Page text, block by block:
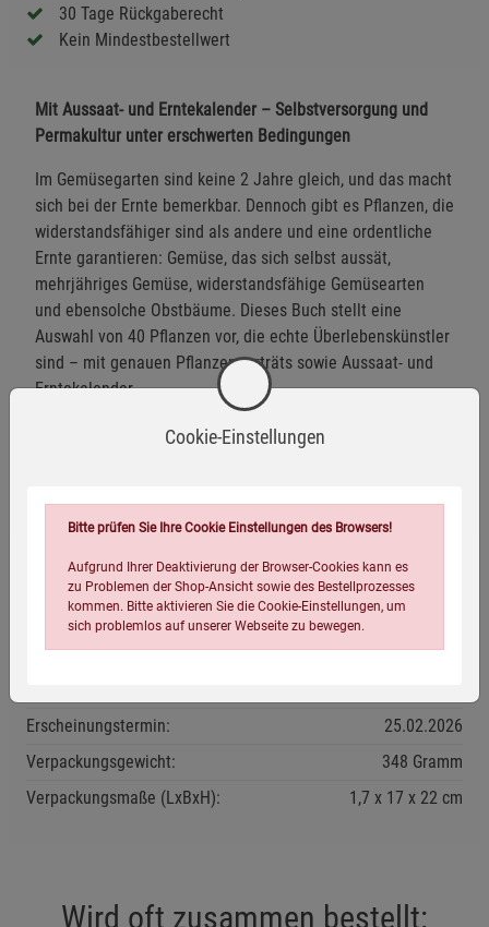
30 Tage Rückgaberecht
Kein Mindestbestellwert
Mit Aussaat- und Erntekalender – Selbstversorgung und
Permakultur unter erschwerten Bedingungen
Im Gemüsegarten sind keine 2 Jahre gleich, und das macht
sich bei der Ernte bemerkbar. Dennoch gibt es Pflanzen, die
widerstandsfähiger sind als andere und eine ordentliche
Ernte garantieren: Gemüse, das sich selbst aussät,
mehrjähriges Gemüse, widerstandsfähige Gemüsearten
und ebensolche Obstbäume. Dieses Buch stellt eine
Auswahl von 40 Pflanzen vor, die echte Überlebenskünstler
sind – mit genauen Pflanzenporträts sowie Aussaat- und
Erntekalender.
Eigenschaften
Verlag / Herausgeber:
Bassermann
ISBN-13:
9783809453277
Erscheinungstermin:
25.02.2026
Verpackungsgewicht:
348 Gramm
Verpackungsmaße (LxBxH):
1,7 17 22 cm
Wird oft zusammen bestellt:
Cookie-Einstellungen
Bitte prüfen Sie Ihre Cookie Einstellungen des Browsers!
Aufgrund Ihrer Deaktivierung der Browser-Cookies kann es
zu Problemen der Shop-Ansicht sowie des Bestellprozesses
kommen. Bitte aktivieren Sie die Cookie-Einstellungen, um
sich problemlos auf unserer Webseite zu bewegen.